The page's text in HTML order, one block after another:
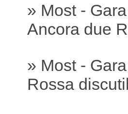
» Most -
Ancora due
» Most -
Rossa